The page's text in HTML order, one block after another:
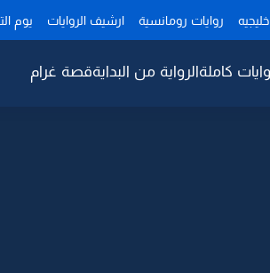
روايات رومانسية ارشيف الروايات يوم
كاملةالرواية من البدايةقصة غرام